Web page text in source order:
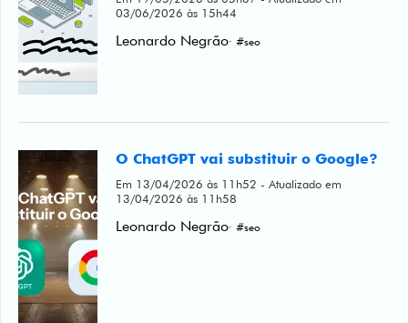
03/06/2026 às 15h44
Leonardo Negrão· #seo
O ChatGPT vai substituir o Google?
Em 13/04/2026 às 11h52 - Atualizado em
13/04/2026 às 11h58
Leonardo Negrão· #seo